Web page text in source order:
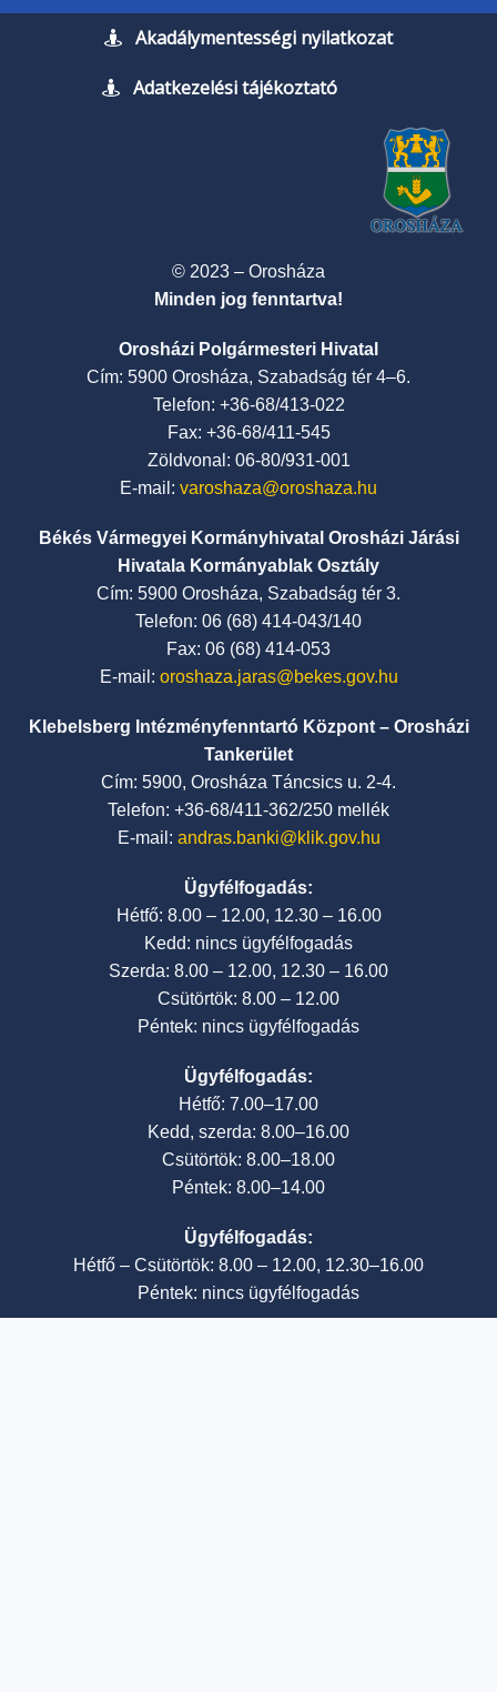
Akadálymentességi nyilatkozat
Adatkezelési tájékoztató
© 2023 – Orosháza
Minden jog fenntartva!
Orosházi Polgármesteri Hivatal
Cím: 5900 Orosháza, Szabadság tér 4–6.
Telefon: +36-68/413-022
Fax: +36-68/411-545
Zöldvonal: 06-80/931-001
E-mail: varoshaza@oroshaza.hu
Békés Vármegyei Kormányhivatal Orosházi Járási
Hivatala Kormányablak Osztály
Cím: 5900 Orosháza, Szabadság tér 3.
Telefon: 06 (68) 414-043/140
Fax: 06 (68) 414-053
E-mail: oroshaza.jaras@bekes.gov.hu
Klebelsberg Intézményfenntartó Központ – Orosházi
Tankerület
Cím: 5900, Orosháza Táncsics u. 2-4.
Telefon: +36-68/411-362/250 mellék
E-mail: andras.banki@klik.gov.hu
Ügyfélfogadás:
Hétfő: 8.00 – 12.00, 12.30 – 16.00
Kedd: nincs ügyfélfogadás
Szerda: 8.00 – 12.00, 12.30 – 16.00
Csütörtök: 8.00 – 12.00
Péntek: nincs ügyfélfogadás
Ügyfélfogadás:
Hétfő: 7.00–17.00
Kedd, szerda: 8.00–16.00
Csütörtök: 8.00–18.00
Péntek: 8.00–14.00
Ügyfélfogadás:
Hétfő – Csütörtök: 8.00 – 12.00, 12.30–16.00
Péntek: nincs ügyfélfogadás